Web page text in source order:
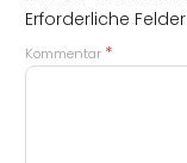
Erforderliche
Kommentar *